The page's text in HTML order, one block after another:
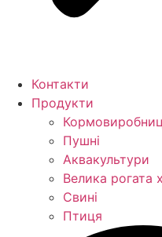
Контакти
Продукти
Пушні
Аквакультури
Велика рогата
Свині
Птиця